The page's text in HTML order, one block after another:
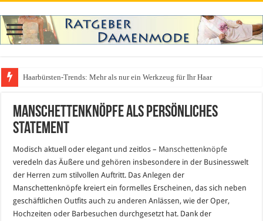
Haarbürsten-Trends: Mehr als nur ein Werkzeug für Ihr Haar
Manschettenknöpfe als persönliches
Statement
Modisch aktuell oder elegant und zeitlos – Manschettenknöpfe
veredeln das Äußere und gehören insbesondere in der Businesswelt
der Herren zum stilvollen Auftritt. Das Anlegen der
Manschettenknöpfe kreiert ein formelles Erscheinen, das sich neben
geschäftlichen Outfits auch zu anderen Anlässen, wie der Oper,
Hochzeiten oder Barbesuchen durchgesetzt hat. Dank der